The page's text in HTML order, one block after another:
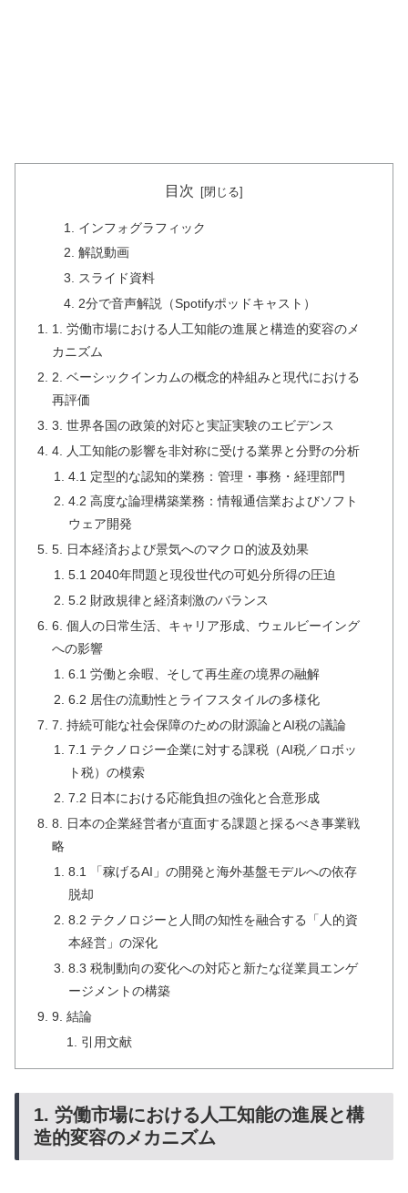
目次
インフォグラフィック
解説動画
スライド資料
2分で音声解説（Spotifyポッドキャスト）
1. 労働市場における人工知能の進展と構造的変容のメ
カニズム
2. ベーシックインカムの概念的枠組みと現代における
再評価
3. 世界各国の政策的対応と実証実験のエビデンス
4. 人工知能の影響を非対称に受ける業界と分野の分析
4.1 定型的な認知的業務：管理・事務・経理部門
4.2 高度な論理構築業務：情報通信業およびソフト
ウェア開発
5. 日本経済および景気へのマクロ的波及効果
5.1 2040年問題と現役世代の可処分所得の圧迫
5.2 財政規律と経済刺激のバランス
6. 個人の日常生活、キャリア形成、ウェルビーイング
への影響
6.1 労働と余暇、そして再生産の境界の融解
6.2 居住の流動性とライフスタイルの多様化
7. 持続可能な社会保障のための財源論とAI税の議論
7.1 テクノロジー企業に対する課税（AI税／ロボッ
ト税）の模索
7.2 日本における応能負担の強化と合意形成
8. 日本の企業経営者が直面する課題と採るべき事業戦
略
8.1 「稼げるAI」の開発と海外基盤モデルへの依存
脱却
8.2 テクノロジーと人間の知性を融合する「人的資
本経営」の深化
8.3 税制動向の変化への対応と新たな従業員エンゲ
ージメントの構築
9. 結論
引用文献
1. 労働市場における人工知能の進展と構
造的変容のメカニズム